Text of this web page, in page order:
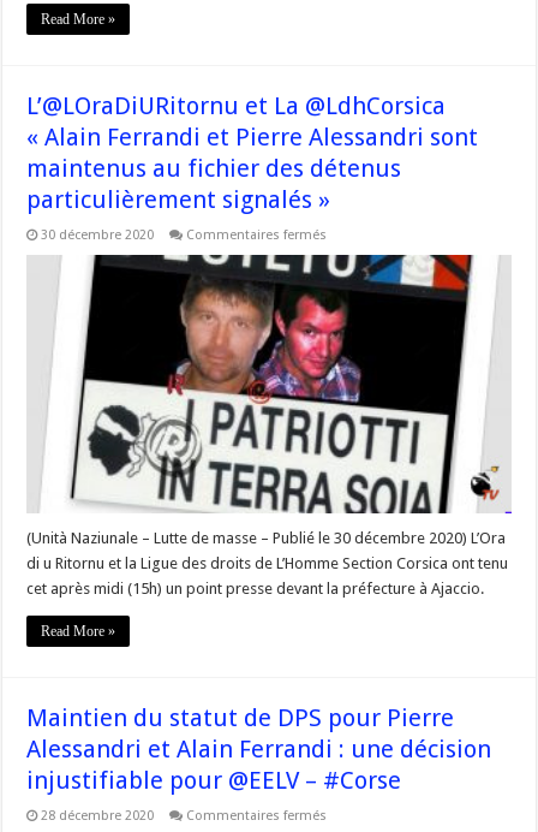
Read More »
L’@LOraDiURitornu et La @LdhCorsica
« Alain Ferrandi et Pierre Alessandri sont
maintenus au fichier des détenus
particulièrement signalés »
30 décembre 2020 Commentaires fermés
et
La
@LdhCorsica
« Alain
Ferrandi
et
Pierre
Alessandri
sont
maintenus
au
fichier
des
détenus
particulièrement
signalés »
(Unità Naziunale – Lutte de masse – Publié le 30 décembre 2020) L’Ora
di u Ritornu et la Ligue des droits de L’Homme Section Corsica ont tenu
cet après midi (15h) un point presse devant la préfecture à Ajaccio.
Read More »
Maintien du statut de DPS pour Pierre
Alessandri et Alain Ferrandi : une décision
injustifiable pour @EELV – #Corse
28 décembre 2020 Commentaires fermés